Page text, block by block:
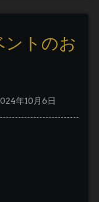
トのお
年10月6日